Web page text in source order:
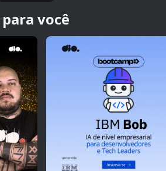
você